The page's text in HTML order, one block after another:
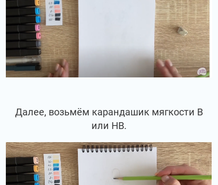
Далее, возьмём карандашик мягкости В
или НВ.